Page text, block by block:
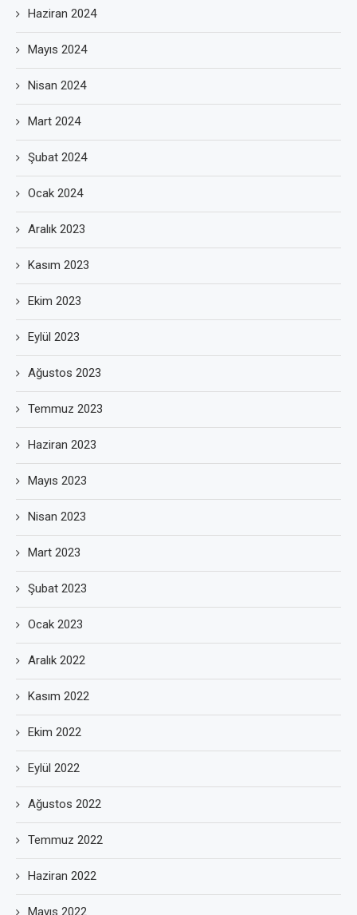
Haziran 2024
Mayıs 2024
Nisan 2024
Mart 2024
Şubat 2024
Ocak 2024
Aralık 2023
Kasım 2023
Ekim 2023
Eylül 2023
Ağustos 2023
Temmuz 2023
Haziran 2023
Mayıs 2023
Nisan 2023
Mart 2023
Şubat 2023
Ocak 2023
Aralık 2022
Kasım 2022
Ekim 2022
Eylül 2022
Ağustos 2022
Temmuz 2022
Haziran 2022
Mayıs 2022